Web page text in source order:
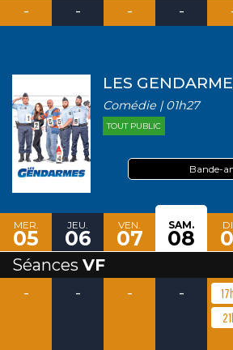
-
- - -
LES
Comédie | 01h27
TOUT PUBLIC
Bande-
MER.
05
JEU.
06
VEN.
07
SAM.
08
Séances VF
-
- - -